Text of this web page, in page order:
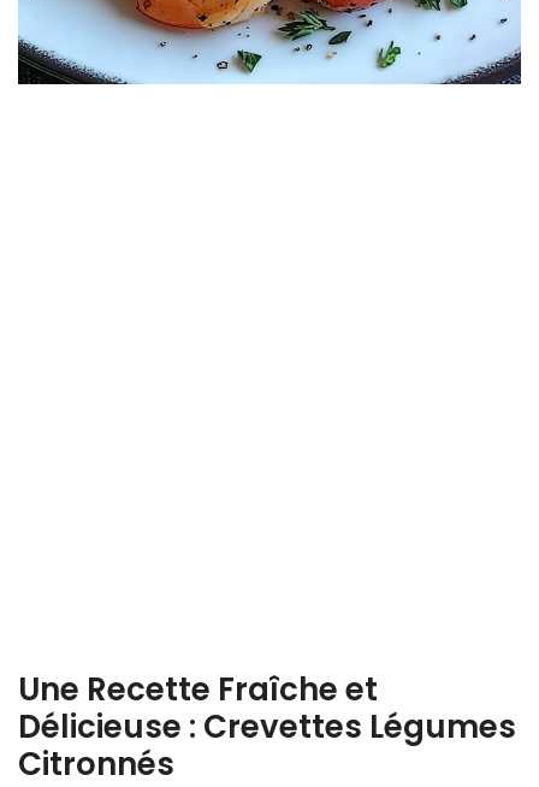
Une Recette Fraîche et
Délicieuse : Crevettes Légumes
Citronnés